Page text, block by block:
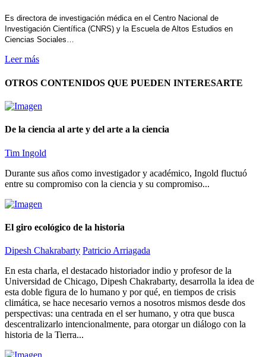
Es directora de investigación médica en el Centro Nacional de
Investigación Científica (CNRS) y la Escuela de Altos Estudios en
Ciencias Sociales…
Leer más
OTROS CONTENIDOS QUE PUEDEN INTERESARTE
De la ciencia al arte y del arte a la ciencia
Tim Ingold
Durante sus años como investigador y académico, Ingold fluctuó
entre su compromiso con la ciencia y su compromiso...
El giro ecológico de la historia
Dipesh Chakrabarty Patricio Arriagada
En esta charla, el destacado historiador indio y profesor de la
Universidad de Chicago, Dipesh Chakrabarty, desarrolla la idea de
esta doble figura de lo humano y por qué, en tiempos de crisis
climática, se hace necesario vernos a nosotros mismos desde dos
perspectivas: una centrada en el ser humano, y otra que busca
descentralizarlo intencionalmente, para otorgar un diálogo con la
historia de la Tierra...